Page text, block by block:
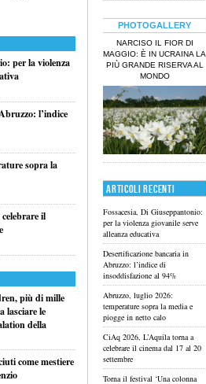
per la violenza
l’indice
sopra la
il
più di mille
lasciare le
della
come mestiere
PHOTOGALLERY
NARCISO IL FIOR DI
MAGGIO: È IN UCRAINA LA
PIÙ GRANDE RISERVA AL
MONDO
ARTICOLI RECENTI
Fossacesia, Di Giuseppantonio:
per la violenza giovanile serve
alleanza educativa
Desertificazione bancaria in
Abruzzo: l’indice di
insoddisfazione al 94%
Abruzzo, luglio 2026:
temperature sopra la media e
piogge in netto calo
CiAq 2026, L’Aquila torna a
celebrare il cinema dal 17 al 20
settembre
Torna il festival ‘Una colonna